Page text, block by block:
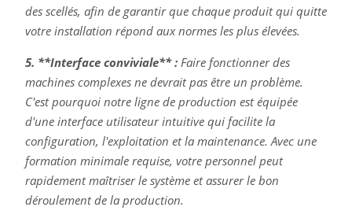
des scellés, afin de garantir que chaque produit qui quitte
votre installation répond aux normes les plus élevées.
5. **Interface conviviale** :Faire fonctionner des
machines complexes ne devrait pas être un problème.
C'est pourquoi notre ligne de production est équipée
d'une interface utilisateur intuitive qui facilite la
configuration, l'exploitation et la maintenance. Avec une
formation minimale requise, votre personnel peut
rapidement maîtriser le système et assurer le bon
déroulement de la production.